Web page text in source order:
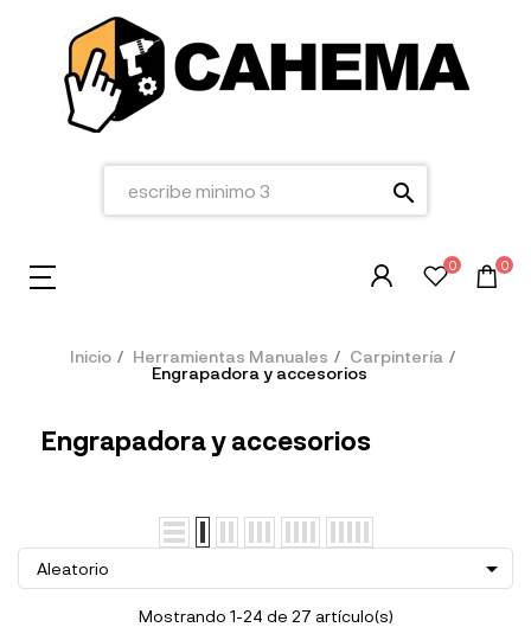
search
0 0
Inicio Herramientas Manuales
Carpintería
Engrapadora y accesorios
Engrapadora y accesorios
Aleatorio 
Mostrando 1-24 de 27 artículo(s)